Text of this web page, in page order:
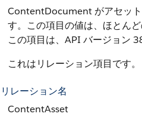
ContentDocument がアセット
す。この項目の値は、ほとん
この項目は、API バージョン
これはリレーション項目です。
リレーション名
ContentAsset